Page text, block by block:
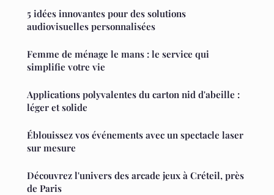
5 idées innovantes pour des solutions
audiovisuelles personnalisées
Femme de ménage le mans : le service qui
simplifie votre vie
Applications polyvalentes du carton nid d'abeille :
léger et solide
Éblouissez vos événements avec un spectacle laser
sur mesure
Découvrez l'univers des arcade jeux à Créteil, près
de Paris